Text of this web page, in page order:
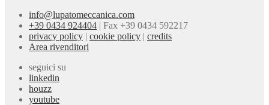
info@lupatomeccanica.com
+39 0434 924404 | Fax +39 0434 592217
privacy policy | cookie policy | credits
Area rivenditori
seguici su
linkedin
houzz
youtube